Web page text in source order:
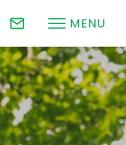
MENU